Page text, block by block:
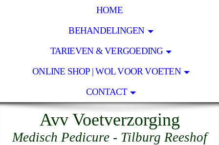
HOME
BEHANDELINGEN
TARIEVEN & VERGOEDING
ONLINE SHOP | WOL VOOR VOETEN
CONTACT
Avv Voetverzorging
Medisch Pedicure - Tilburg Reeshof